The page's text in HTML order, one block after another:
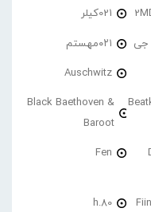
021کیلر
۰۲۱مهستم
Auschwitz
Black Baethoven &
Baroot
Fen
h.80